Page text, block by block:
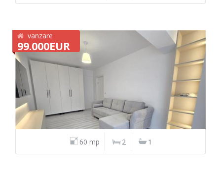
vanzare
99.000EUR
60 mp 2 1